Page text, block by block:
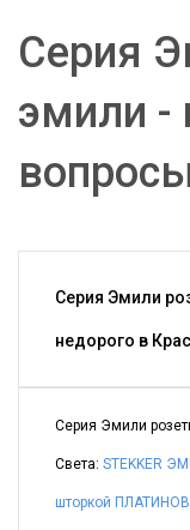
Серия
эмили -
Серия Эмили
недорого в
Серия Эмили
Света: STEKKER
шторкой